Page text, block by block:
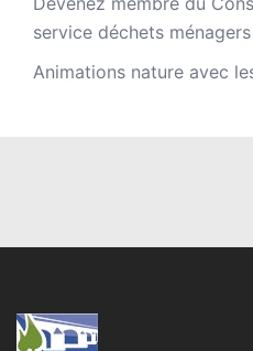
service déchets ménagers
Animations nature avec